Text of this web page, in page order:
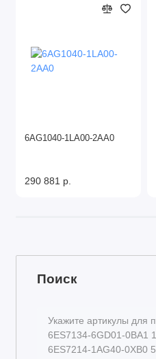
6AG1040-1LA00-2AA0
290 881 р.
Поиск